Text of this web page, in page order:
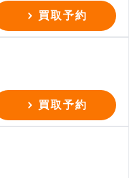
買取予約
買取予約